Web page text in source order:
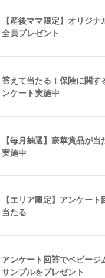
【産後ママ限定】オリジナ
全員プレゼント
答えて当たる！保険に関す
ンケート実施中
【毎月抽選】豪華賞品が
実施中
【エリア限定】アンケー
当たる
アンケート回答でベビージ
サンプルをプレゼント